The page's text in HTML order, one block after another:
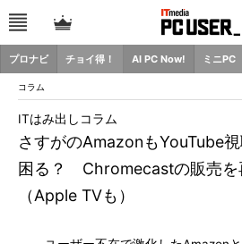
プロナビ チョイ得！ AI PC Now! ミニPC
コラム
さすがのAmazonもYouTube
困る？ Chromecastの販売を
（Apple TVも）
ITはみ出しコラム